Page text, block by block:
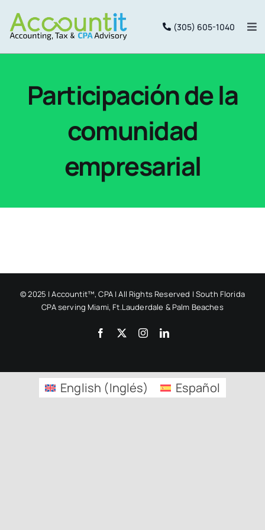
Saltar
contenido
(305) 605-1040
Services
Preguntas frecuentes
Blogs
Contacta con nosotros
Participación de la
comunidad
empresarial
© 2025 | Accountit™, CPA | All Rights Reserved | South Florida
CPA serving Miami, Ft.Lauderdale & Palm Beaches
Facebook InstagramLinkedIn
English (Inglés) Español